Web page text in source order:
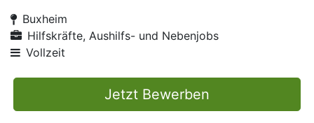
Buxheim
Hilfskräfte, Aushilfs- und Nebenjobs
Vollzeit
Jetzt Bewerben